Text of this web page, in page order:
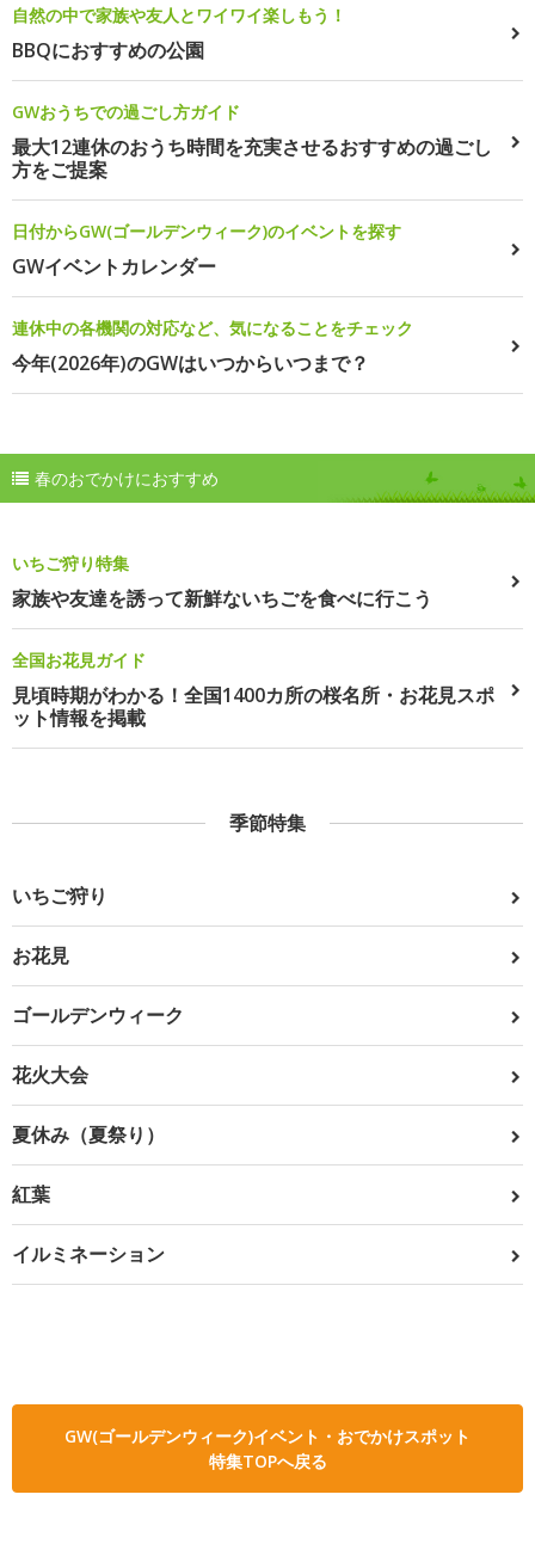
自然の中で家族や友人とワイワイ楽しもう！
BBQにおすすめの公園
GWおうちでの過ごし方ガイド
最大12連休のおうち時間を充実させるおすすめの過ごし
方をご提案
日付からGW(ゴールデンウィーク)のイベントを探す
GWイベントカレンダー
連休中の各機関の対応など、気になることをチェック
今年(2026年)のGWはいつからいつまで？
春のおでかけにおすすめ
いちご狩り特集
家族や友達を誘って新鮮ないちごを食べに行こう
全国お花見ガイド
見頃時期がわかる！全国1400カ所の桜名所・お花見スポ
ット情報を掲載
季節特集
いちご狩り
お花見
ゴールデンウィーク
花火大会
夏休み（夏祭り）
紅葉
イルミネーション
GW(ゴールデンウィーク)イベント・おでかけスポット
特集TOPへ戻る